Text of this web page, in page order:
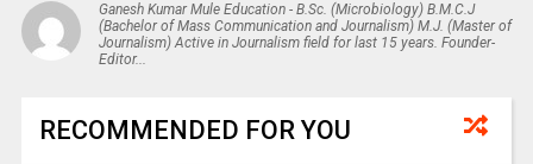
Ganesh Kumar Mule Education - B.Sc. (Microbiology) B.M.C.J
(Bachelor of Mass Communication and Journalism) M.J. (Master of
Journalism) Active in Journalism field for last 15 years. Founder-
Editor...
RECOMMENDED FOR YOU